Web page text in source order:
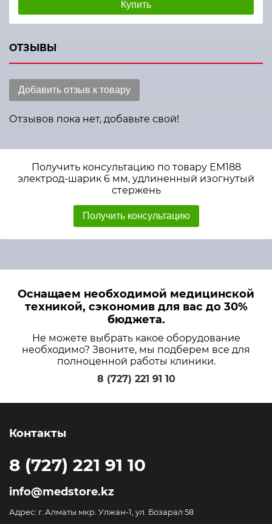
Купить
ОТЗЫВЫ
Добавить отзыв к товару
Отзывов пока нет, добавьте свой!
Получить консультацию по товару ЕМ188
электрод-шарик 6 мм, удлиненный изогнутый
стержень
Получить консультацию
Оснащаем необходимой медицинской
техникой, сэкономив для вас до 30%
бюджета.
Не можете выбрать какое оборудование
необходимо? Звоните, мы подберем все для
полноценной работы клиники.
8 (727) 221 91 10
Контакты
8 (727) 221 91 10
info@medstore.kz
Адрес: г. Алматы мкр. Улжан-1, ул. Бозарал 58